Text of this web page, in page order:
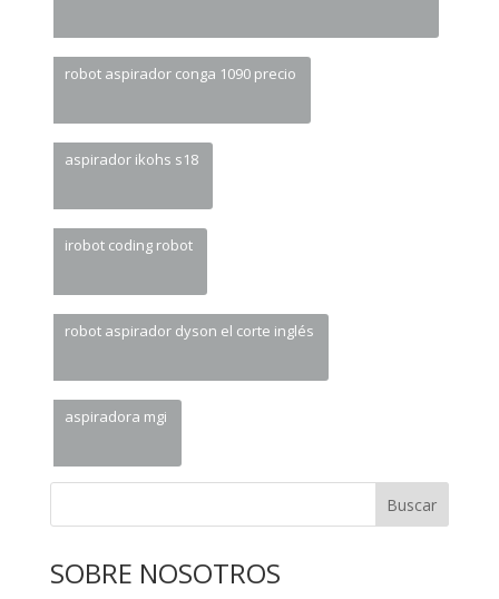
robot aspirador conga 1090 precio
aspirador ikohs s18
irobot coding robot
robot aspirador dyson el corte inglés
aspiradora mgi
Buscar
SOBRE NOSOTROS